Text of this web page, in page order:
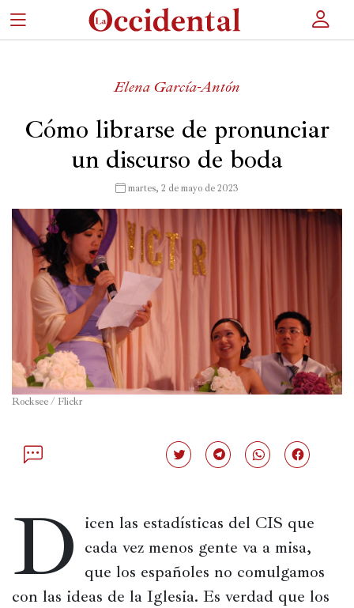
×
Portada
Actualidad
Entretenimiento
Autores
Revista
Actualidad
Política
España
Iberoamérica
Elena García-Antón
Cómo librarse de pronunciar
un discurso de boda
martes, 2 de mayo de 2023
Rocksee / Flickr
Haz
Twitter
(Se
en
ventana
nueva)
Haz
Telegram
(Se
en
ventana
nueva)
Haz
WhatsApp
(Se
en
ventana
nueva)
Haz
Facebook
(Se
abre
en
una
ventana
nueva)
D icen las estadísticas del CIS que
cada vez menos gente va a misa,
que los españoles no comulgamos
con las ideas de la Iglesia. Es verdad que los